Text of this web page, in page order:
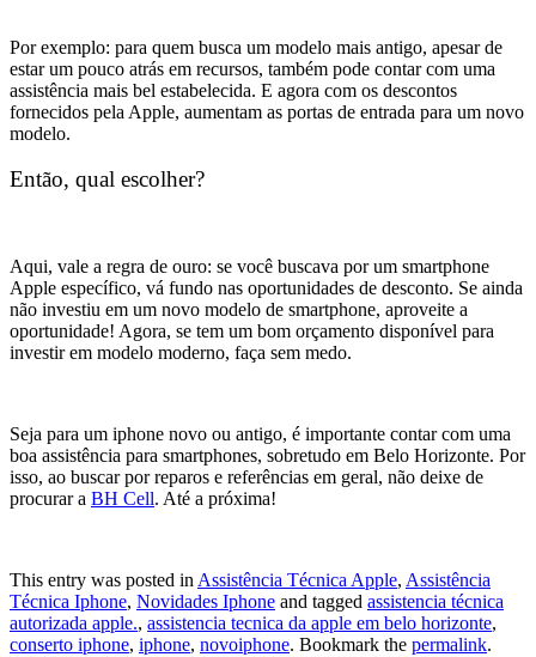
Por exemplo: para quem busca um modelo mais antigo, apesar de
estar um pouco atrás em recursos, também pode contar com uma
assistência mais bel estabelecida. E agora com os descontos
fornecidos pela Apple, aumentam as portas de entrada para um novo
modelo.
Então, qual escolher?
Aqui, vale a regra de ouro: se você buscava por um smartphone
Apple específico, vá fundo nas oportunidades de desconto. Se ainda
não investiu em um novo modelo de smartphone, aproveite a
oportunidade! Agora, se tem um bom orçamento disponível para
investir em modelo moderno, faça sem medo.
Seja para um iphone novo ou antigo, é importante contar com uma
boa assistência para smartphones, sobretudo em Belo Horizonte. Por
isso, ao buscar por reparos e referências em geral, não deixe de
procurar a BH Cell. Até a próxima!
This entry was posted in Assistência Técnica Apple, Assistência
Técnica Iphone, Novidades Iphone and tagged assistencia técnica
autorizada apple., assistencia tecnica da apple em belo horizonte,
conserto iphone, iphone, novoiphone. Bookmark the permalink.